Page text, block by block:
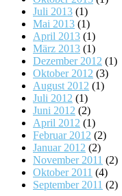
Juli 2013 (1)
Mai 2013 (1)
April 2013 (1)
März 2013 (1)
Dezember 2012 (1)
Oktober 2012 (3)
August 2012 (1)
Juli 2012 (1)
Juni 2012 (2)
April 2012 (1)
Februar 2012 (2)
Januar 2012 (2)
November 2011 (2)
Oktober 2011 (4)
September 2011 (2)